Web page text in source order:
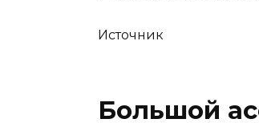
Источник
Большой